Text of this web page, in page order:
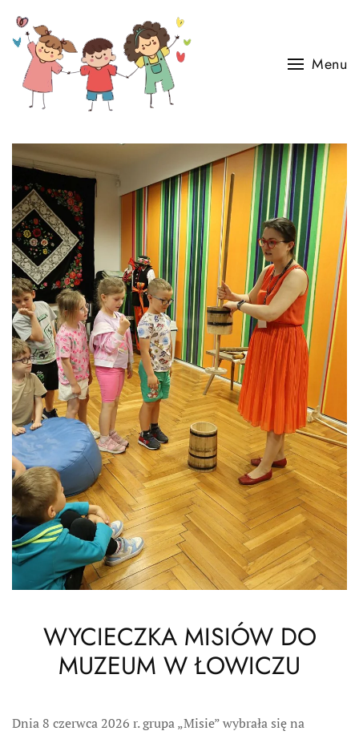
Skip to main content
Menu
WYCIECZKA MISIÓW DO
MUZEUM W ŁOWICZU
Dnia 8 czerwca 2026 r. grupa „Misie” wybrała się na